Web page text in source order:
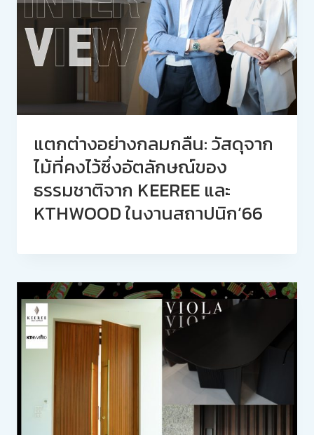
แตกต่างอย่างกลมกลืน: วัสดุจาก
ไม้ที่คงไว้ซึ่งอัตลักษณ์ของ
ธรรมชาติจาก KEEREE และ
KTHWOOD ในงานสถาปนิก’66